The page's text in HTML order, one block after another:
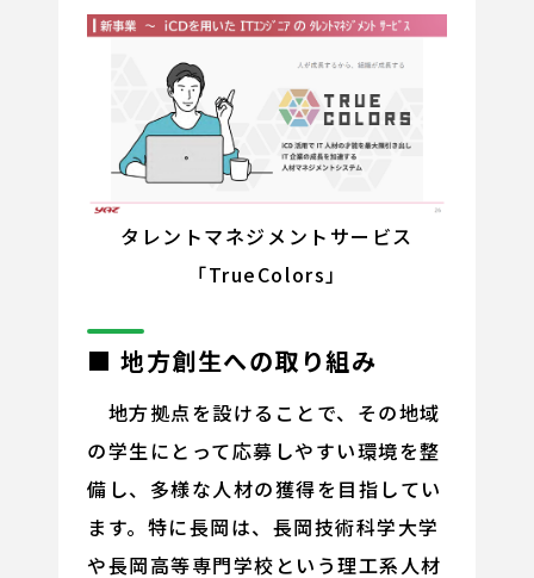
タレントマネジメントサービス
「TrueColors」
■ 地方創生への取り組み
地方拠点を設けることで、その地域
の学生にとって応募しやすい環境を整
備し、多様な人材の獲得を目指してい
ます。特に長岡は、長岡技術科学大学
や長岡高等専門学校という理工系人材